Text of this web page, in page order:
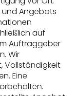
und Angebots
auf
Auftraggeber
Wir
Vollständigkeit
Eine